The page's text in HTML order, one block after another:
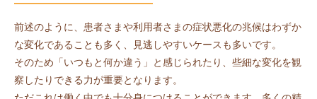
前述のように、患者さまや利用者さまの症状悪化の兆候はわずか
な変化であることも多く、見逃しやすいケースも多いです。
そのため「いつもと何か違う」と感じられたり、些細な変化を観
察したりできる力が重要となります。